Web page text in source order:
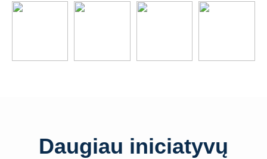
Daugiau iniciatyvų